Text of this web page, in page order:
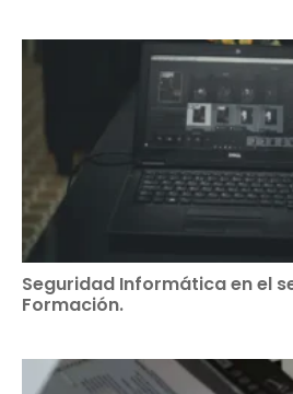
Seguridad Informática en el
Formación.